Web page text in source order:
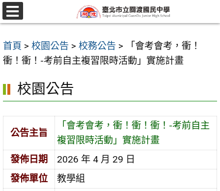
跳
至
要
內
區
選
單
首頁 > 校園公告 > 校務公告 >
「會考會考，衝！
衝！衝！-考前自主複習限時活動」實施計畫
校園公告
公告主旨
「會考會考，衝！衝！衝！-考前自主
複習限時活動」實施計畫
發佈日期
2026 年 4 月 29 日
發佈單位
教學組